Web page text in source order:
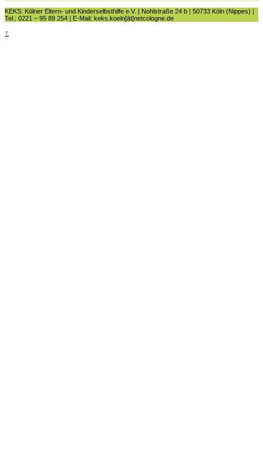
KEKS: Kölner Eltern- und Kinderselbsthilfe e.V. | Nohlstraße 24 b | 50733 Köln (Nippes) |
Tel.: 0221 – 95 89 254 | E-Mail: keks.koeln[ät]netcologne.de
↑